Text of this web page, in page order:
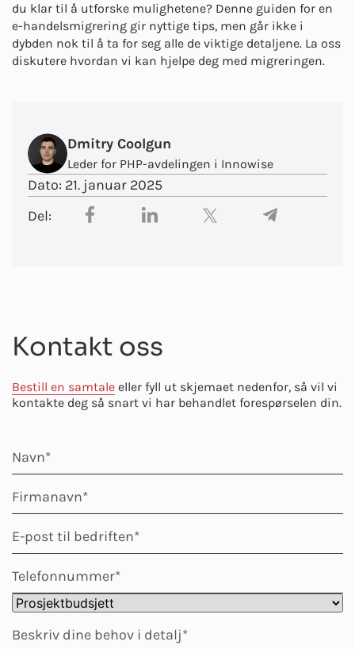
du klar til å utforske mulighetene? Denne guiden for en
e-handelsmigrering gir nyttige tips, men går ikke i
dybden nok til å ta for seg alle de viktige detaljene. La oss
diskutere hvordan vi kan hjelpe deg med migreringen.
Dmitry Coolgun
Leder for PHP-avdelingen i Innowise
Dato: 21. januar 2025
Del:
Kontakt oss
Bestill en samtale eller fyll ut skjemaet nedenfor, så vil vi
kontakte deg så snart vi har behandlet forespørselen din.